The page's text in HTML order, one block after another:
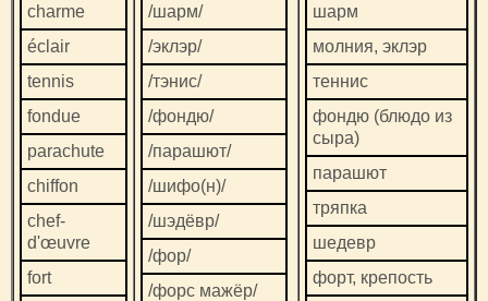
charme
éclair
tennis
fondue
parachute
chiffon
chef-
d'œuvre
fort
/шарм/
/эклэр/
/тэнис/
/фондю/
/парашют/
/шифо(н)/
/шэдёвр/
/фор/
/форс мажёр/
шарм
молния, эклэр
теннис
фондю (блюдо из
сыра)
парашют
тряпка
шедевр
форт, крепость